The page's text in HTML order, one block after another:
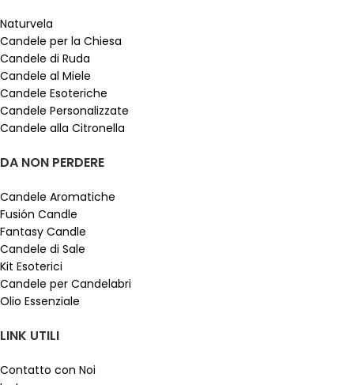
Naturvela
Candele per la Chiesa
Candele di Ruda
Candele al Miele
Candele Esoteriche
Candele Personalizzate
Candele alla Citronella
DA NON PERDERE
Candele Aromatiche
Fusión Candle
Fantasy Candle
Candele di Sale
Kit Esoterici
Candele per Candelabri
Olio Essenziale
LINK UTILI
Contatto con Noi